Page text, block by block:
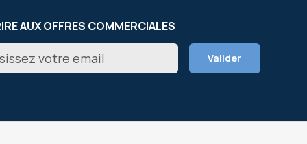
AUX OFFRES COMMERCIALES
Valider